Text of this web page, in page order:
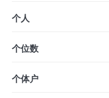
个人
个位数
个体户